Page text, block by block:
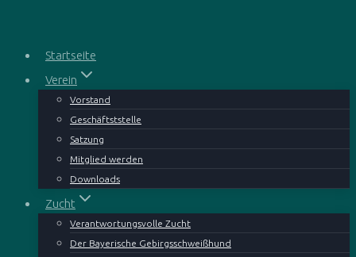
springenStartseite
Verein
Vorstand
Geschäftststelle
Satzung
Mitglied werden
Downloads
Zucht
Verantwortungsvolle Zucht
Der Bayerische Gebirgsschweißhund